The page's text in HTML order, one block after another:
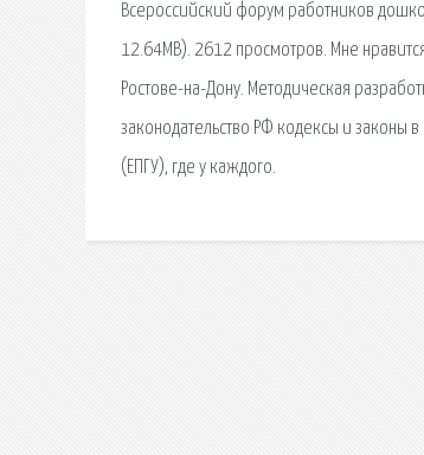
Всероссийский форум работников
12.64MB). 2612 просмотров. Мне
Ростове-на-Дону. Методическая
законодательство РФ кодексы и законы
(ЕПГУ), где у каждого.